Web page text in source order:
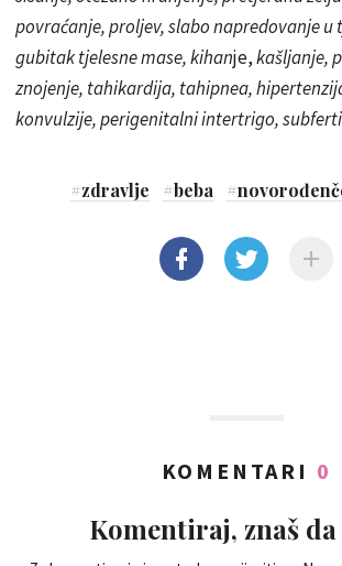
povraćanje, proljev, slabo napredovanje u
gubitak tjelesne mase, kihanje,kašljanje,
znojenje, tahikardija, tahipnea,
konvulzije, perigenitalni intertrigo,
#zdravlje #beba #
KOMENTARI 0
Komentiraj, znaš da